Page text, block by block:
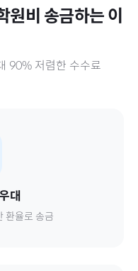
원비 송금하는 이
90% 저렴한 수수료
대
환율로 송금